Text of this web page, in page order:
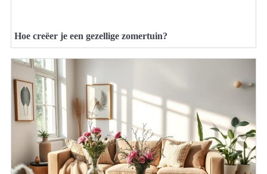
Hoe creëer je een gezellige zomertuin?